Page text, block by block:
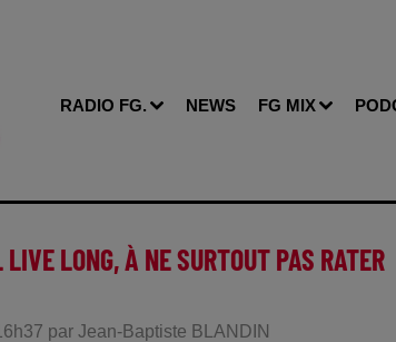
RADIO FG. NEWS FG MIX
LONG, À NE SURTOUT PAS RATER
par Jean-Baptiste BLANDIN